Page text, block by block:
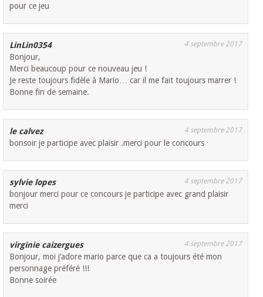
pour ce jeu
LinLin0354 4 septembre 2017
Bonjour,
Merci beaucoup pour ce nouveau jeu !
Je reste toujours fidèle à Mario… car il me fait toujours marrer !
Bonne fin de semaine.
le calvez 4 septembre 2017
bonsoir je participe avec plaisir .merci pour le concours
sylvie lopes 4 septembre 2017
bonjour merci pour ce concours je participe avec grand plaisir
merci
virginie caizergues 4 septembre 2017
Bonjour, moi j’adore mario parce que ca a toujours été mon
personnage préféré !!!
Bonne soirée